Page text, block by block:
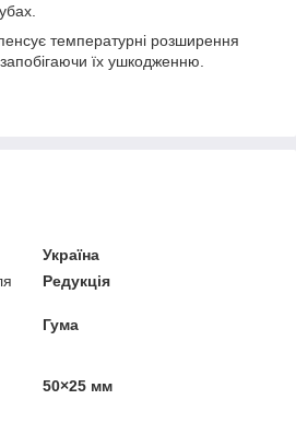
температурні розширення
їх ушкодженню.
Україна
Редукція
Гума
50×25 мм